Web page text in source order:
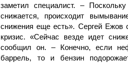
заметил специалист. –
снижается, происходит
снижения еще есть». Сергей Ежов
кризис. «Сейчас везде идет
сообщил он. – Конечно, если
баррель, то и бензин